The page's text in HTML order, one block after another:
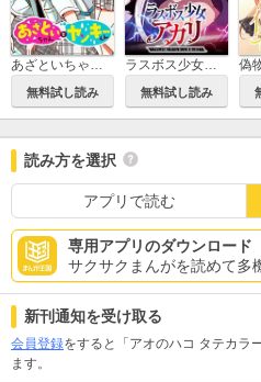
無料試し読み 無料試し読み
読み方を選択
アプリで読む
専用アプリのダウンロード
サクサクまんがを読めて多
新刊通知を受け取る
会員登録をすると「アオのハコ タテカラ
ます。